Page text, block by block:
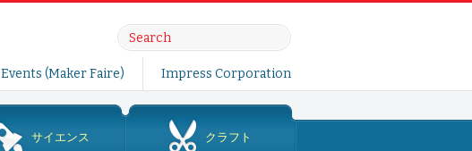
Events (Maker Faire) Impress Corporation
サイエンス クラフト